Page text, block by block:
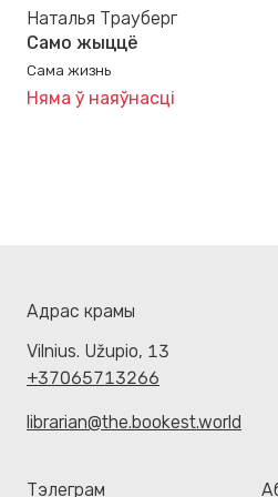
Наталья Трауберг
Само жыццё
Сама жизнь
Няма ў наяўнасці
Адрас крамы
Vilnius. Užupio, 13
+37065713266
librarian@the.bookest.world
Тэлеграм